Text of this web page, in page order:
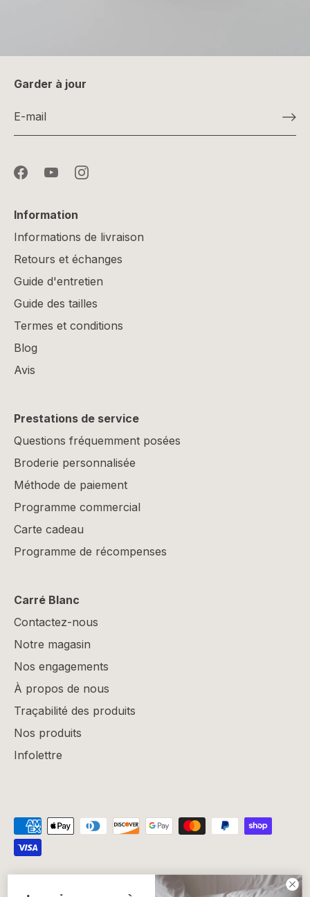
Garder à jour
Information
Informations de livraison
Retours et échanges
Guide d'entretien
Guide des tailles
Termes et conditions
Blog
Avis
Prestations de service
Questions fréquemment posées
Broderie personnalisée
Méthode de paiement
Programme commercial
Carte cadeau
Programme de récompenses
Carré Blanc
Contactez-nous
Notre magasin
Nos engagements
À propos de nous
Traçabilité des produits
Nos produits
Infolettre
Politique de remboursement